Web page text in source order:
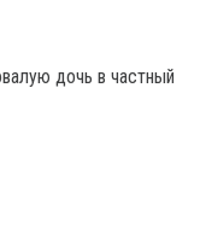
дочь в частный